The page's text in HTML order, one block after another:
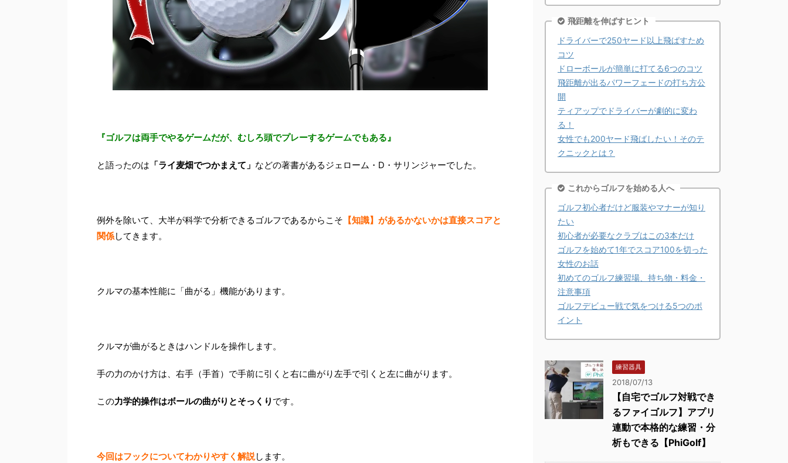
『ゴルフは両手でやるゲームだが、むしろ頭でプレーするゲームでもある』
と語ったのは 「ライ麦畑でつかまえて」 などの著書があるジェローム・D・サリンジャーでした。
例外を除いて、大半が科学で分析できるゴルフであるからこそ 【知識】があるかないかは直接スコアと
関係してきます。
クルマの基本性能に「曲がる」機能があります。
クルマが曲がるときはハンドルを操作します。
手の力のかけ方は、右手（手首）で手前に引くと右に曲がり左手で引くと左に曲がります。
この力学的操作はボールの曲がりとそっくり です。
今回はフックについてわかりやすく解説します。
飛距離を伸ばすヒント
ドライバーで250ヤード以上飛ばすため
コツ
ドローボールが簡単に打てる6つのコツ
飛距離が出るパワーフェードの打ち方公
開
ティアップでドライバーが劇的に変わ
る！
女性でも200ヤード飛ばしたい！そのテ
クニックとは？
これからゴルフを始める人へ
ゴルフ初心者だけど服装やマナーが知り
たい
初心者が必要なクラブはこの3本だけ
ゴルフを始めて1年でスコア100を切った
女性のお話
初めてのゴルフ練習場、持ち物・料金・
注意事項
ゴルフデビュー戦で気をつける5つのポ
イント
練習器具
2018/07/13
【自宅でゴルフ対戦でき
るファイゴルフ】アプリ
連動で本格的な練習・分
析もできる【PhiGolf】